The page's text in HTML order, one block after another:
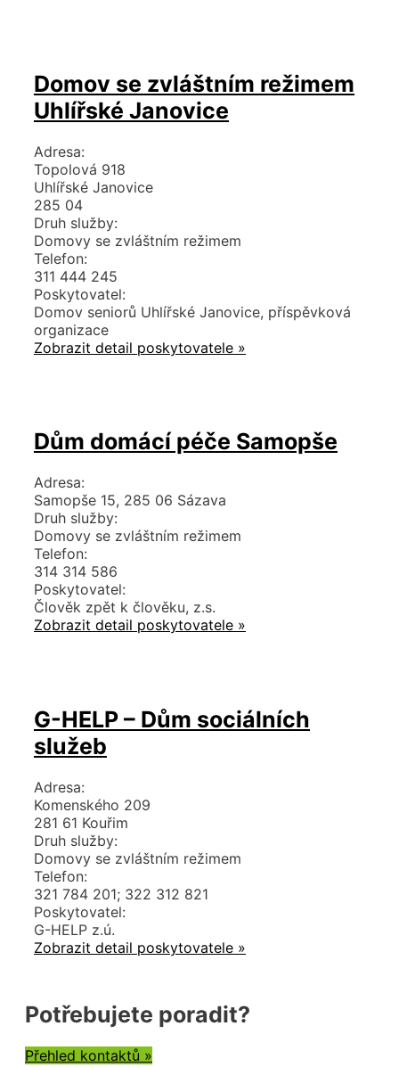
Domov se zvláštním režimem
Uhlířské Janovice
Adresa:
Topolová 918
Uhlířské Janovice
285 04
Druh služby:
Domovy se zvláštním režimem
Telefon:
311 444 245
Poskytovatel:
Domov seniorů Uhlířské Janovice, příspěvková
organizace
Zobrazit detail poskytovatele »
Dům domácí péče Samopše
Adresa:
Samopše 15, 285 06 Sázava
Druh služby:
Domovy se zvláštním režimem
Telefon:
314 314 586
Poskytovatel:
Člověk zpět k člověku, z.s.
Zobrazit detail poskytovatele »
G-HELP – Dům sociálních
služeb
Adresa:
Komenského 209
281 61 Kouřim
Druh služby:
Domovy se zvláštním režimem
Telefon:
321 784 201; 322 312 821
Poskytovatel:
G-HELP z.ú.
Zobrazit detail poskytovatele »
Potřebujete poradit?
Přehled kontaktů »